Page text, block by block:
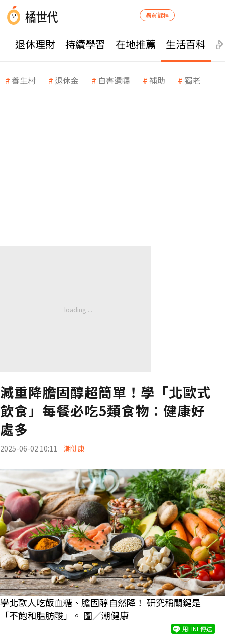
購買課程
退休理財 持續學習 在地推薦 生活百科
養生村 退休金 自書遺囑 補助 獨老
減重降膽固醇超簡單！學「北歐式
飲食」每餐必吃5類食物：健康好
處多
2025-06-02 10:11 潮健康
學北歐人吃飯血糖、膽固醇自然降！ 研究稱關鍵是
「不飽和脂肪酸」。 圖／潮健康
用LINE傳送